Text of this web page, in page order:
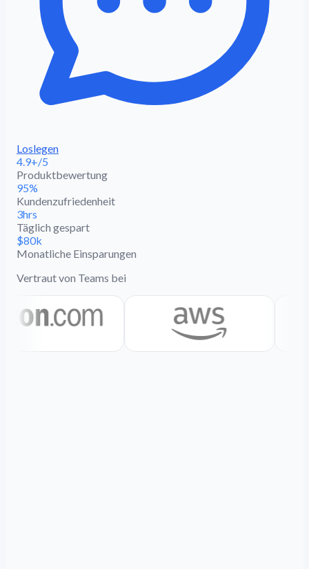
Loslegen
4.9+/5
Produktbewertung
95%
Kundenzufriedenheit
3hrs
Täglich gespart
$80k
Monatliche Einsparungen
Vertraut von Teams bei